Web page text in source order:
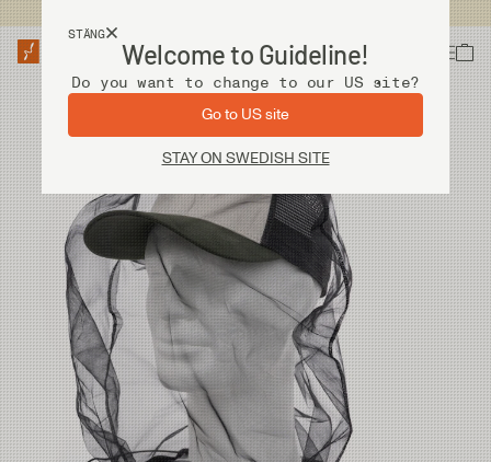
STÄNG
Welcome to Guideline!
Do you want to change to our US site?
Go to US site
STAY ON SWEDISH SITE